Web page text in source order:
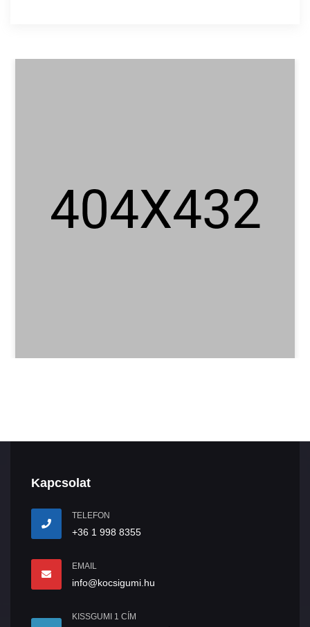
Kapcsolat
TELEFON
+36 1 998 8355
EMAIL
info@kocsigumi.hu
KISSGUMI 1 CÍM